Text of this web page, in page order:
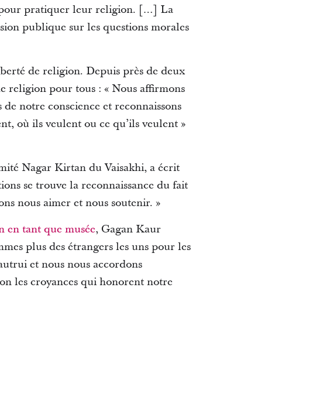
pour pratiquer leur religion. […] La
publique sur les questions morales
de religion. Depuis près de deux
religion pour tous : « Nous affirmons
notre conscience et reconnaissons
où ils veulent ou ce qu’ils veulent »
Nagar Kirtan du Vaisakhi, a écrit
se trouve la reconnaissance du fait
nous aimer et nous soutenir. »
en tant que musée, Gagan Kaur
plus des étrangers les uns pour les
et nous nous accordons
les croyances qui honorent notre